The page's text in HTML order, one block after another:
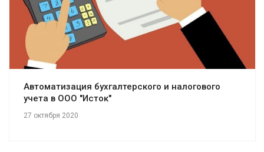
Автоматизация бухгалтерского и налогового
учета в ООО "Исток"
27 октября 2020